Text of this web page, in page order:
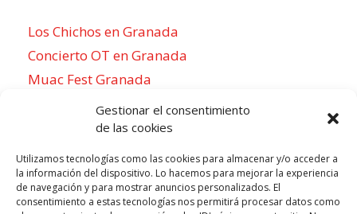
Gestionar el consentimiento
de las cookies
Utilizamos tecnologías como las cookies para almacenar y/o acceder a
la información del dispositivo. Lo hacemos para mejorar la experiencia
de navegación y para mostrar anuncios personalizados. El
consentimiento a estas tecnologías nos permitirá procesar datos como
Los Chichos en Granada
Concierto OT en Granada
Muac Fest Granada
Concierto de Saiko en Granada
Para sentirse como un local